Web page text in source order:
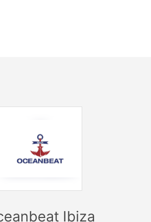
movimientos.
y a pasártelo bien, ven a Mojito Club!
Ibiza